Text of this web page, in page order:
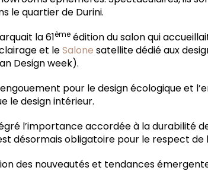
de Tobia Scarpa
par Iaco Design Studio + CRS Porro
par Toan NGuyen
le quartier de Durini.
la 61ème édition du salon qui
et leSalone satellite dédié aux
Design week).
pour le design écologique et
le design intérieur.
l’importance accordée à la durabilité
désormais obligatoire pour le respect de
des nouveautés et tendances